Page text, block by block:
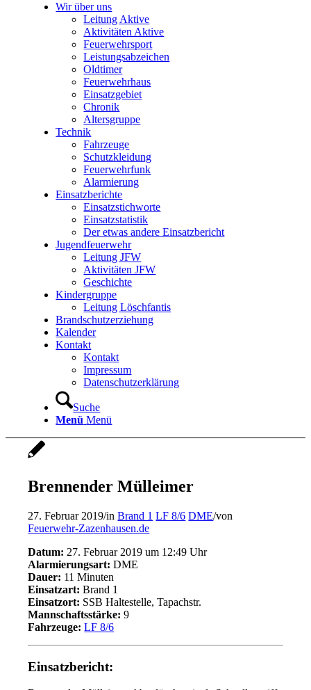
Wir über uns
Leitung Aktive
Aktivitäten Aktive
Feuerwehrsport
Leistungsabzeichen
Oldtimer
Feuerwehrhaus
Einsatzgebiet
Chronik
Altersgruppe
Technik
Fahrzeuge
Schutzkleidung
Feuerwehrfunk
Alarmierung
Einsatzberichte
Einsatzstichworte
Einsatzstatistik
Der etwas andere Einsatzbericht
Jugendfeuerwehr
Leitung JFW
Aktivitäten JFW
Geschichte
Kindergruppe
Leitung Löschfantis
Brandschutzerziehung
Kalender
Kontakt
Kontakt
Impressum
Datenschutzerklärung
Suche
Menü Menü
Brennender Mülleimer
27. Februar 2019/inBrand 1 LF 8/6 DME/von
Feuerwehr-Zazenhausen.de
Datum: 27. Februar 2019 um 12:49 Uhr
Alarmierungsart: DME
Dauer: 11 Minuten
Einsatzart: Brand 1
Einsatzort: SSB Haltestelle, Tapachstr.
Mannschaftsstärke: 9
Fahrzeuge: LF 8/6
Einsatzbericht: